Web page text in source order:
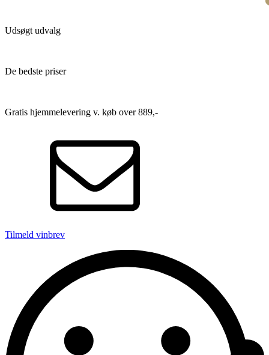
Udsøgt udvalg
De bedste priser
Gratis hjemmelevering v. køb over 889,-
Tilmeld vinbrev